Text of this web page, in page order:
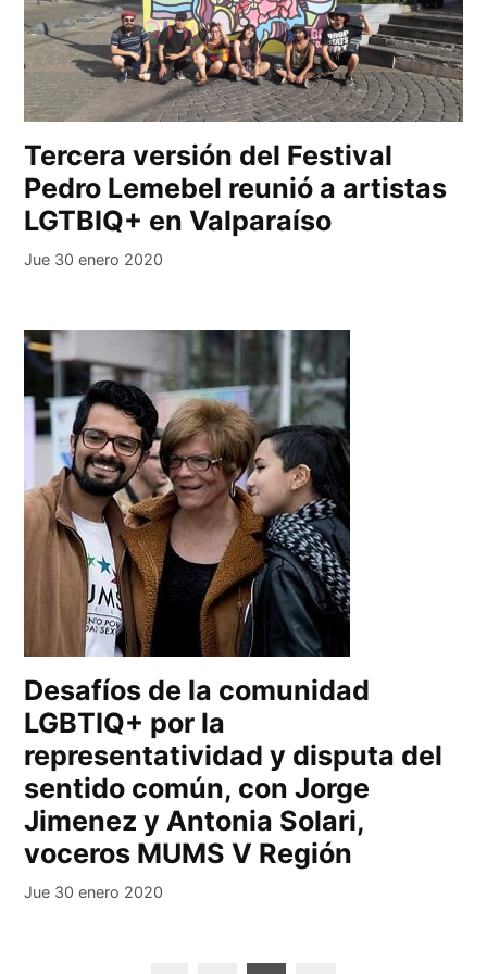
Tercera versión del Festival
Pedro Lemebel reunió a artistas
LGTBIQ+ en Valparaíso
Jue 30 enero 2020
Desafíos de la comunidad
LGBTIQ+ por la
representatividad y disputa del
sentido común, con Jorge
Jimenez y Antonia Solari,
voceros MUMS V Región
Jue 30 enero 2020